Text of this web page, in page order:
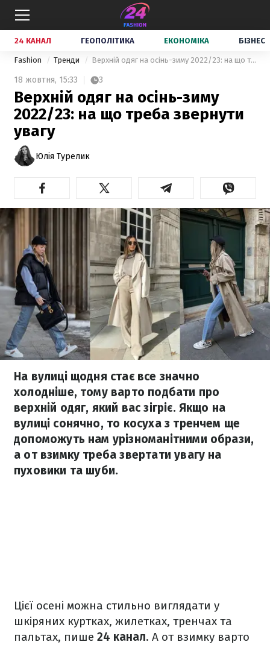
24 КАНАЛ ГЕОПОЛІТИКА ЕКОНОМІКА БІЗНЕС
Fashion Тренди Верхній одяг на осінь-зиму 2022/23: на що треба звернути увагу
18 жовтня, 15:33 3
Верхній одяг на осінь-зиму
2022/23: на що треба звернути
увагу
Юлія Турелик
На вулиці щодня стає все значно
холодніше, тому варто подбати про
верхній одяг, який вас зігріє. Якщо на
вулиці сонячно, то косуха з тренчем ще
допоможуть нам урізноманітними образи,
а от взимку треба звертати увагу на
пуховики та шуби.
Цієї осені можна стильно виглядати у
шкіряних куртках, жилетках, тренчах та
пальтах, пише 24 канал. А от взимку варто